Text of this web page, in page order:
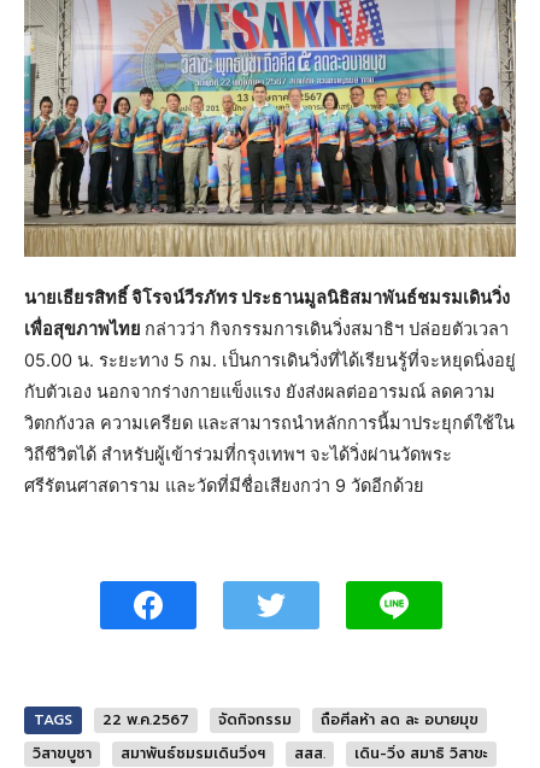
นายเธียรสิทธิ์ จิโรจน์วีรภัทร ประธานมูลนิธิสมาพันธ์ชมรมเดินวิ่ง
เพื่อสุขภาพไทย กล่าวว่า กิจกรรมการเดินวิ่งสมาธิฯ ปล่อยตัวเวลา
05.00 น. ระยะทาง 5 กม. เป็นการเดินวิ่งที่ได้เรียนรู้ที่จะหยุดนิ่งอยู่
กับตัวเอง นอกจากร่างกายแข็งแรง ยังส่งผลต่ออารมณ์ ลดความ
วิตกกังวล ความเครียด และสามารถนำหลักการนี้มาประยุกต์ใช้ใน
วิถีชีวิตได้ สำหรับผู้เข้าร่วมที่กรุงเทพฯ จะได้วิ่งผ่านวัดพระ
ศรีรัตนศาสดาราม และวัดที่มีชื่อเสียงกว่า 9 วัดอีกด้วย
TAGS 22 พ.ค.2567 จัดกิจกรรม
ถือศีลห้า ลด ละ อบายมุข
วิสาขบูชา
สมาพันธ์ชมรมเดินวิ่งฯ สสส. เดิน-วิ่ง สมาธิ วิสาขะ